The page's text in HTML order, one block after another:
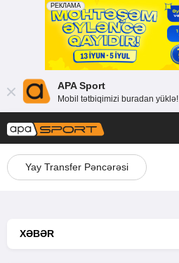
APA Sport
Mobil tətbiqimizi buradan yüklə!
Yay Transfer Pəncərəsi
XƏBƏR